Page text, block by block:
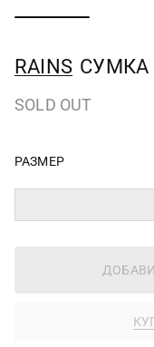
RAINS СУМКА
SOLD OUT
РАЗМЕР